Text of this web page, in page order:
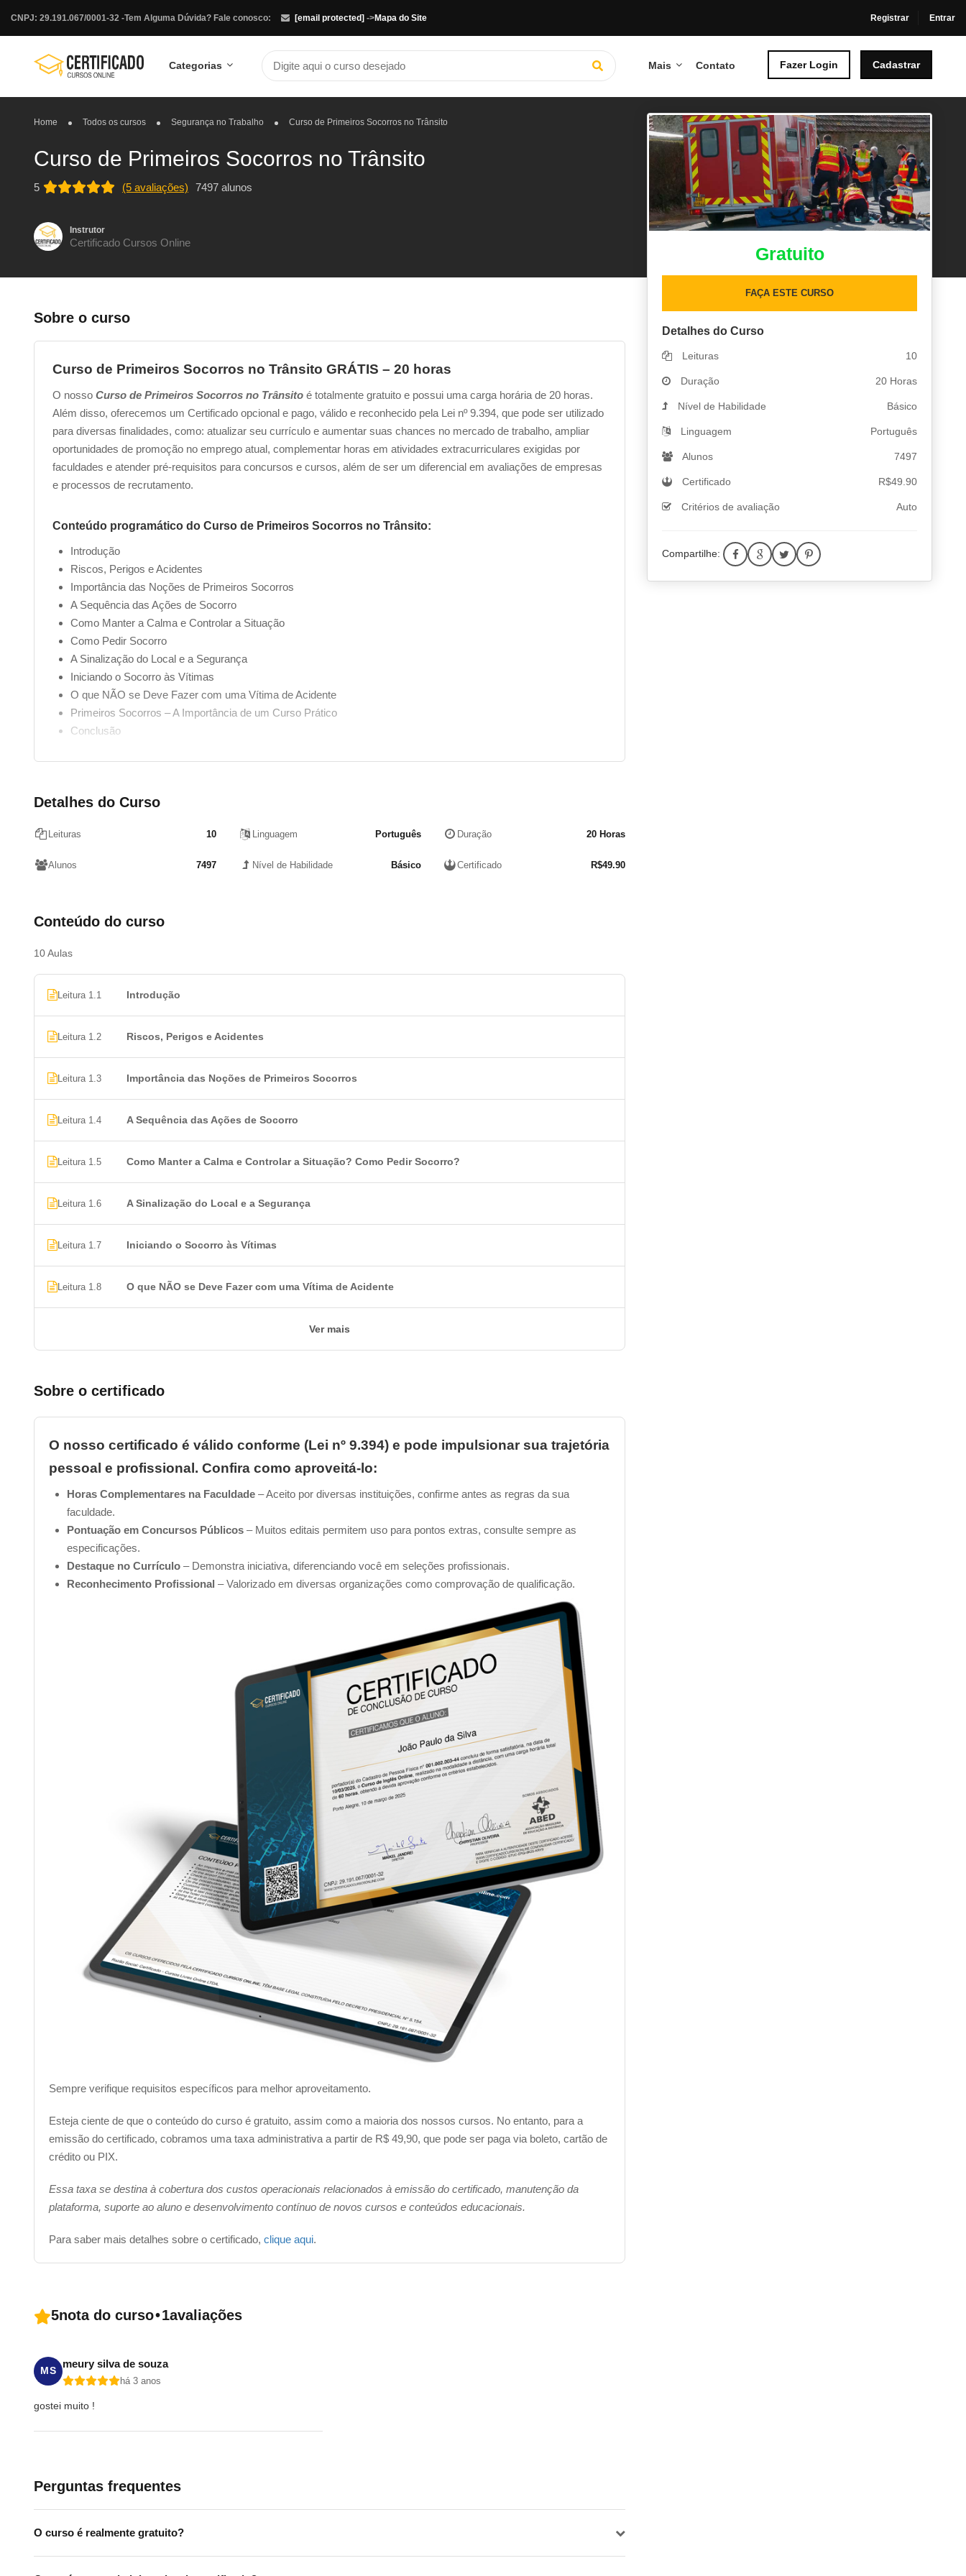
Tem Alguma Dúvida? Fale conosco: [email protected]
CNPJ: 29.191.067/0001-32 - ->Mapa do Site Registrar Entrar
Categorias Mais Contato Fazer Login Cadastrar
Home Todos os cursos Segurança no Trabalho Curso de Primeiros Socorros no Trânsito
Curso de Primeiros Socorros no Trânsito
5 (5 avaliações) 7497 alunos
Instrutor
Certificado Cursos Online
Sobre o curso
Curso de Primeiros Socorros no Trânsito GRÁTIS – 20 horas
O nosso Curso de Primeiros Socorros no Trânsito é totalmente gratuito e possui uma carga horária de 20 horas.
Além disso, oferecemos um Certificado opcional e pago, válido e reconhecido pela Lei nº 9.394, que pode ser utilizado
para diversas finalidades, como: atualizar seu currículo e aumentar suas chances no mercado de trabalho, ampliar
oportunidades de promoção no emprego atual, complementar horas em atividades extracurriculares exigidas por
faculdades e atender pré-requisitos para concursos e cursos, além de ser um diferencial em avaliações de empresas
e processos de recrutamento.
Conteúdo programático do Curso de Primeiros Socorros no Trânsito:
Introdução
Riscos, Perigos e Acidentes
Importância das Noções de Primeiros Socorros
A Sequência das Ações de Socorro
Como Manter a Calma e Controlar a Situação
Como Pedir Socorro
A Sinalização do Local e a Segurança
Iniciando o Socorro às Vítimas
O que NÃO se Deve Fazer com uma Vítima de Acidente
Primeiros Socorros – A Importância de um Curso Prático
Conclusão
Detalhes do Curso
Leituras 10 Linguagem Português Duração 20 Horas
Alunos 7497 Nível de Habilidade Básico Certificado R$49.90
Conteúdo do curso
10 Aulas
Leitura 1.1 Introdução
Leitura 1.2 Riscos, Perigos e Acidentes
Leitura 1.3 Importância das Noções de Primeiros Socorros
Leitura 1.4 A Sequência das Ações de Socorro
Leitura 1.5 Como Manter a Calma e Controlar a Situação? Como Pedir Socorro?
Leitura 1.6 A Sinalização do Local e a Segurança
Leitura 1.7 Iniciando o Socorro às Vítimas
Leitura 1.8 O que NÃO se Deve Fazer com uma Vítima de Acidente
Ver mais
Sobre o certificado
O nosso certificado é válido conforme (Lei nº 9.394) e pode impulsionar sua trajetória
pessoal e profissional. Confira como aproveitá-lo:
Horas Complementares na Faculdade – Aceito por diversas instituições, confirme antes as regras da sua
faculdade.
Pontuação em Concursos Públicos – Muitos editais permitem uso para pontos extras, consulte sempre as
especificações.
Destaque no Currículo – Demonstra iniciativa, diferenciando você em seleções profissionais.
Reconhecimento Profissional – Valorizado em diversas organizações como comprovação de qualificação.
Sempre verifique requisitos específicos para melhor aproveitamento.
Esteja ciente de que o conteúdo do curso é gratuito, assim como a maioria dos nossos cursos. No entanto, para a
emissão do certificado, cobramos uma taxa administrativa a partir de R$ 49,90, que pode ser paga via boleto, cartão de
crédito ou PIX.
Essa taxa se destina à cobertura dos custos operacionais relacionados à emissão do certificado, manutenção da
plataforma, suporte ao aluno e desenvolvimento contínuo de novos cursos e conteúdos educacionais.
Para saber mais detalhes sobre o certificado, clique aqui.
5nota do curso•1avaliações
MS
meury silva de souza
há 3 anos
gostei muito !
Perguntas frequentes
O curso é realmente gratuito?
Gratuito
FAÇA ESTE CURSO
Detalhes do Curso
Leituras 10
Duração 20 Horas
Nível de Habilidade Básico
Linguagem Português
Alunos 7497
Certificado R$49.90
Critérios de avaliação Auto
Compartilhe: